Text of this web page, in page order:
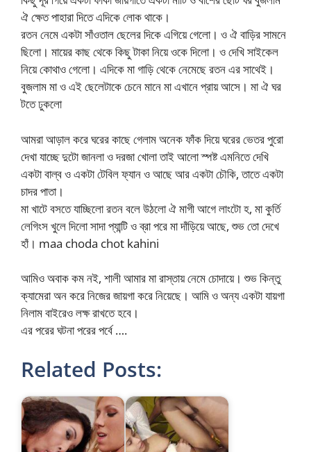
ঐ ক্ষেত পাহারা দিতে এদিকে লোক থাকে।
রতন নেমে একটা সাঁওতাল ছেলের দিকে এগিয়ে গেলো। ও ঐ বাড়ির সামনে
ছিলো। মায়ের কাছ থেকে কিছু টাকা নিয়ে ওকে দিলো। ও দেখি সাইকেল
নিয়ে কোথাও গেলো। এদিকে মা গাড়ি থেকে নেমেছে রতন এর সাথেই।
বুজলাম মা ও এই ছেলেটাকে চেনে মানে মা এখানে প্রায় আসে। মা ঐ ঘর
টতে ঢুকলো
আমরা আড়াল করে ঘরের কাছে গেলাম অনেক ফাঁক দিয়ে ঘরের ভেতর পুরো
দেখা যাচ্ছে দুটো জানলা ও দরজা খোলা তাই আলো স্পষ্ট এমনিতে দেখি
একটা বাল্ব ও একটা টেবিল ফ্যান ও আছে আর একটা চৌকি, তাতে একটা
চাদর পাতা।
মা খাটে বসতে যাচ্ছিলো রতন বলে উঠলো ঐ মাগী আগে লাংটো হ, মা কুর্তি
লেগিংস খুলে দিলো সাদা প্যান্টি ও ব্রা পরে মা দাঁড়িয়ে আছে, শুভ তো দেখে
হাঁ। maa choda chot kahini
আমিও অবাক কম নই, শালী আমার মা রাস্তায় নেমে চোদায়ে। শুভ কিন্তু
ক্যামেরা অন করে নিজের জায়গা করে নিয়েছে। আমি ও অন্য একটা যায়গা
নিলাম বাইরেও লক্ষ রাখতে হবে।
এর পরের ঘটনা পরের পর্বে ….
Related Posts: